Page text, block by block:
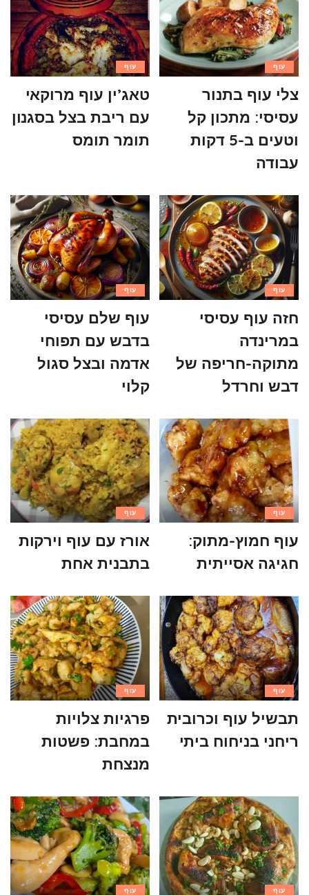
עוף
צלי עוף בתנור
עסיסי: מתכון קל
וטעים ב-5 דקות
עבודה
עוף
טאג’ין עוף מרוקאי
עם ריבת בצל בסגנון
תומר תומס
עוף
חזה עוף עסיסי
במרינדה
מתוקה-חריפה של
דבש וחרדל
עוף
עוף שלם עסיסי
בדבש עם תפוחי
אדמה ובצל סגול
קלוי
עוף
עוף חמוץ-מתוק:
חגיגה אסייתית
עוף
אורז עם עוף וירקות
בתבנית אחת
עוף
תבשיל עוף וכרובית
ריחני בניחוח ביתי
עוף
פרגיות צלויות
במחבת: פשטות
מנצחת
עוף עוף